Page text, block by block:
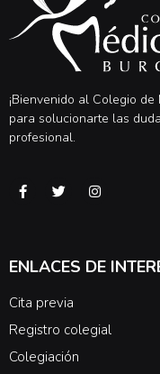
¡Bienvenido al Colegio
para solucionarte las
profesional.
ENLACES DE
Cita previa
Registro colegial
Colegiación